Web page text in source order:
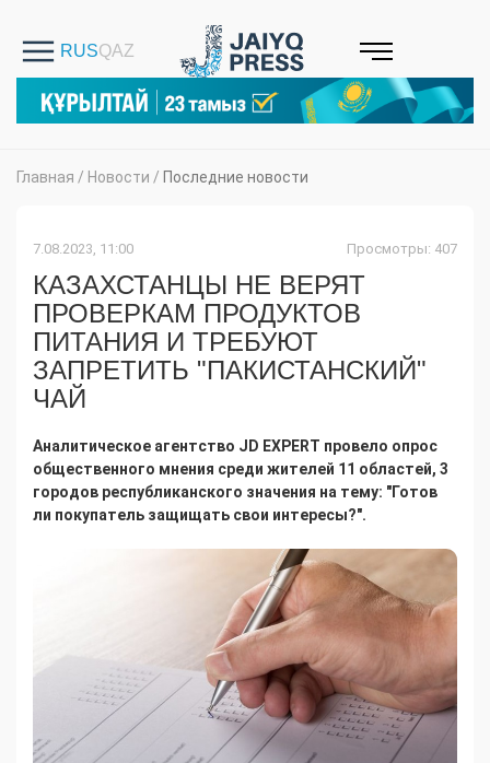
Главная / Новости / Последние новости
7.08.2023, 11:00 Просмотры: 407
КАЗАХСТАНЦЫ НЕ ВЕРЯТ
ПРОВЕРКАМ ПРОДУКТОВ
ПИТАНИЯ И ТРЕБУЮТ
ЗАПРЕТИТЬ "ПАКИСТАНСКИЙ"
ЧАЙ
Аналитическое агентство JD EXPERT провело опрос
общественного мнения среди жителей 11 областей, 3
городов республиканского значения на тему: "Готов
ли покупатель защищать свои интересы?".